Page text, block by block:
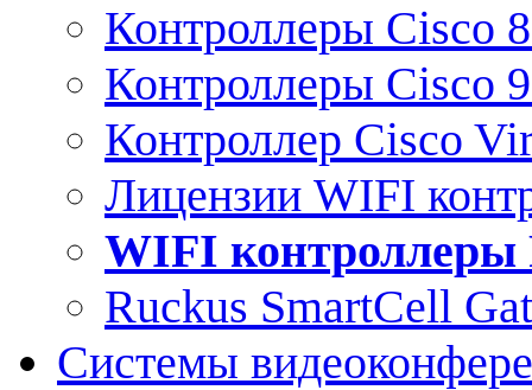
Контроллеры Cisco
Контроллеры Cisco
Контроллер Cisco
Лицензии WIFI
WIFI контроллеры
Ruckus SmartCell
Системы